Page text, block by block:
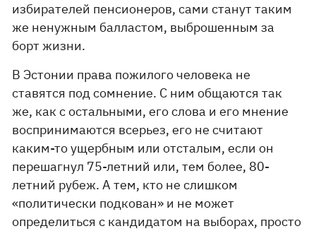
избирателей пенсионеров, сами станут таким
же ненужным балластом, выброшенным за
борт жизни.
В Эстонии права пожилого человека не
ставятся под сомнение. С ним общаются так
же, как с остальными, его слова и его мнение
воспринимаются всерьез, его не считают
каким-то ущербным или отсталым, если он
перешагнул 75-летний или, тем более, 80-
летний рубеж. А тем, кто не слишком
«политически подкован» и не может
определиться с кандидатом на выборах, просто